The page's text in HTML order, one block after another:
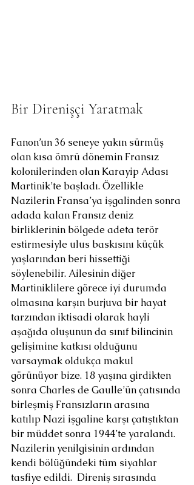
Bir Direnişçi Yaratmak
Fanon’un 36 seneye yakın sürmüş
olan kısa ömrü dönemin Fransız
kolonilerinden olan Karayip Adası
Martinik’te başladı. Özellikle
Nazilerin Fransa’ya işgalinden sonra
adada kalan Fransız deniz
birliklerinin bölgede adeta terör
estirmesiyle ulus baskısını küçük
yaşlarından beri hissettiği
söylenebilir. Ailesinin diğer
Martiniklilere görece iyi durumda
olmasına karşın burjuva bir hayat
tarzından iktisadi olarak hayli
aşağıda oluşunun da sınıf bilincinin
gelişimine katkısı olduğunu
varsaymak oldukça makul
görünüyor bize. 18 yaşına girdikten
sonra Charles de Gaulle’ün çatısında
birleşmiş Fransızların arasına
katılıp Nazi işgaline karşı çatıştıktan
bir müddet sonra 1944’te yaralandı.
Nazilerin yenilgisinin ardından
kendi bölüğündeki tüm siyahlar
tasfiye edildi.  Direniş sırasında